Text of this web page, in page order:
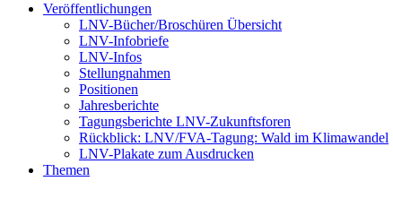
Veröffentlichungen
LNV-Bücher/Broschüren Übersicht
LNV-Infobriefe
LNV-Infos
Stellungnahmen
Positionen
Jahresberichte
Tagungsberichte LNV-Zukunftsforen
Rückblick: LNV/FVA-Tagung: Wald im Klimawandel
LNV-Plakate zum Ausdrucken
Themen